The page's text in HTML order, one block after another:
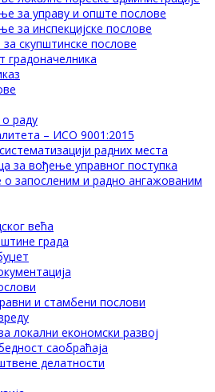
за управу и опште послове
за инспекцијске послове
скупштинске послове
градоначелника
раду
– ИСО 9001:2015
радних места
за вођење управног поступка
запосленим и радно ангажованим
већа
града
и стамбени послови
локални економски развој
саобраћаја
делатности